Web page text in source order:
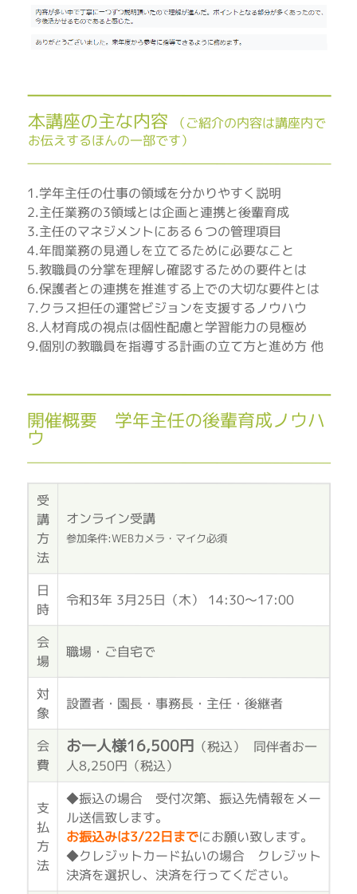
本講座の主な内容 （ご紹介の内容は講座内で
お伝えするほんの一部です）
1.学年主任の仕事の領域を分かりやすく説明
2.主任業務の3領域とは企画と連携と後輩育成
3.主任のマネジメントにある６つの管理項目
4.年間業務の見通しを立てるために必要なこと
5.教職員の分掌を理解し確認するための要件とは
6.保護者との連携を推進する上での大切な要件とは
7.クラス担任の運営ビジョンを支援するノウハウ
8.人材育成の視点は個性配慮と学習能力の見極め
9.個別の教職員を指導する計画の立て方と進め方 他
開催概要 学年主任の後輩育成ノウハ
ウ
受
講
方
法
オンライン受講
参加条件:WEBカメラ・マイク必須
日
時
令和3年 3月25日（木） 14:30～17:00
会
場
職場・ご自宅で
対
象
設置者・園長・事務長・主任・後継者
会
費
お一人様16,500円 （税込） 同伴者お一
人8,250円（税込）
支
払
方
法
◆振込の場合 受付次第、振込先情報をメー
ル送信致します。
お振込みは3/22日までにお願い致します。
◆クレジットカード払いの場合 クレジット
決済を選択し、決済を行ってください。